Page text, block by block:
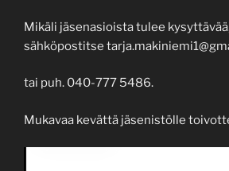
Mikäli jäsenasioista tulee
sähköpostitse
tai puh. 040-777 5486.
Mukavaa kevättä jäsenistölle